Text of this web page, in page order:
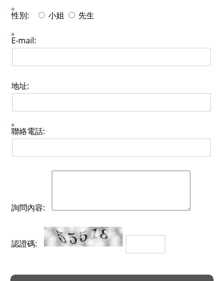
性別: 小姐 先生
E-mail:
地址:
聯絡電話:
詢問內容:
認證碼: